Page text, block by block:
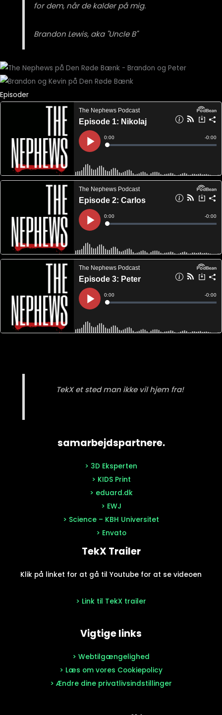
for dem, når de kalder på mig.
Brandon Lewis, aka "Uncle B"
Episoder
TekX et sted man ikke vil hjem fra!
samarbejdspartnere.
> 3D Eksperten
> KIDS Print
> eduard.dk
> EWJ
> Science – KBH Universitet
> Envato
TekX Trailer
Klik på linket for at gå til Youtube for at se videoen
> Link til TekX trailer
Vigtige links
> Webtilgængelighed
> Læs om vores Cookiepolicy
> Ændre dine privatlivsindstillinger